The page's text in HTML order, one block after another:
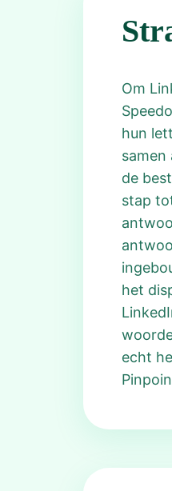
Om
hun
de
stap
het
echt